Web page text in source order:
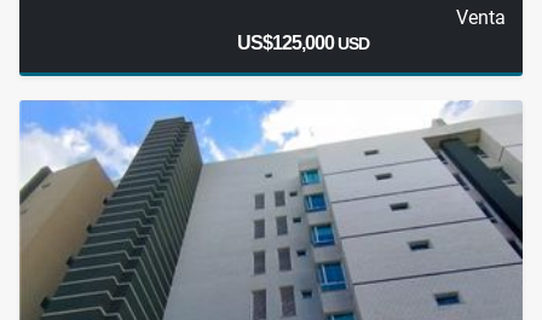
Venta
US$125,000USD